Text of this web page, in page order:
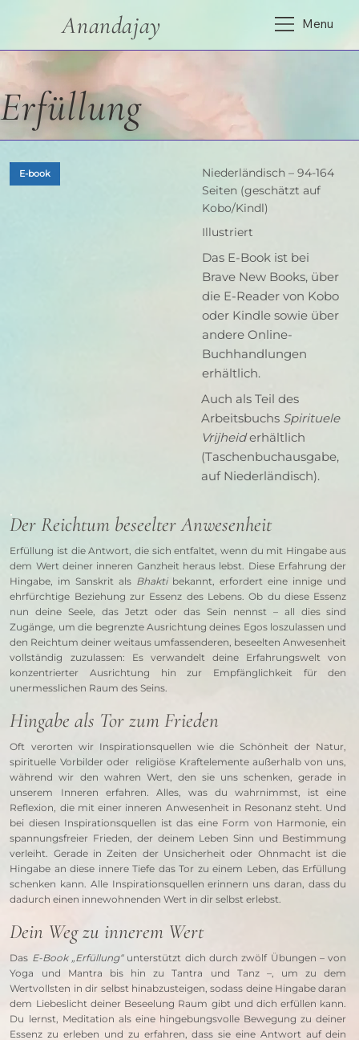
Anandajay Menu
Erfüllung
Niederländisch – 94-164
Seiten (geschätzt auf
Kobo/Kindl)
Illustriert
Das E-Book ist bei
Brave New Books, über
die E-Reader von Kobo
oder Kindle sowie über
andere Online-
Buchhandlungen
erhältlich.
Auch als Teil des
Arbeitsbuchs Spirituele
Vrijheiderhältlich
(Taschenbuchausgabe,
auf Niederländisch).
E-book
Der Reichtum beseelter Anwesenheit
Erfüllung ist die Antwort, die sich entfaltet, wenn du mit Hingabe aus
dem Wert deiner inneren Ganzheit heraus lebst. Diese Erfahrung der
Hingabe, im Sanskrit als Bhakti bekannt, erfordert eine innige und
ehrfürchtige Beziehung zur Essenz des Lebens. Ob du diese Essenz
nun deine Seele, das Jetzt oder das Sein nennst – all dies sind
Zugänge, um die begrenzte Ausrichtung deines Egos loszulassen und
den Reichtum deiner weitaus umfassenderen, beseelten Anwesenheit
vollständig zuzulassen: Es verwandelt deine Erfahrungswelt von
konzentrierter Ausrichtung hin zur Empfänglichkeit für den
unermesslichen Raum des Seins.
Hingabe als Tor zum Frieden
Oft verorten wir Inspirationsquellen wie die Schönheit der Natur,
spirituelle Vorbilder oder  religiöse Kraftelemente außerhalb von uns,
während wir den wahren Wert, den sie uns schenken, gerade in
unserem Inneren erfahren. Alles, was du wahrnimmst, ist eine
Reflexion, die mit einer inneren Anwesenheit in Resonanz steht. Und
bei diesen Inspirationsquellen ist das eine Form von Harmonie, ein
spannungsfreier Frieden, der deinem Leben Sinn und Bestimmung
verleiht. Gerade in Zeiten der Unsicherheit oder Ohnmacht ist die
Hingabe an diese innere Tiefe das Tor zu einem Leben, das Erfüllung
schenken kann. Alle Inspirationsquellen erinnern uns daran, dass du
dadurch einen innewohnenden Wert in dir selbst erlebst.
Dein Weg zu innerem Wert
Das E-Book „Erfüllung“ unterstützt dich durch zwölf Übungen – von
Yoga und Mantra bis hin zu Tantra und Tanz –, um zu dem
Wertvollsten in dir selbst hinabzusteigen, sodass deine Hingabe daran
dem Liebeslicht deiner Beseelung Raum gibt und dich erfüllen kann.
Du lernst, Meditation als eine hingebungsvolle Bewegung zu deiner
Essenz zu erleben und zu erfahren, dass sie eine Antwort auf dein